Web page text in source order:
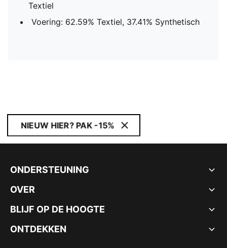
Textiel
Voering: 62.59% Textiel, 37.41% Synthetisch
NIEUW HIER? PAK -15%
ONDERSTEUNING
OVER
BLIJF OP DE HOOGTE
ONTDEKKEN